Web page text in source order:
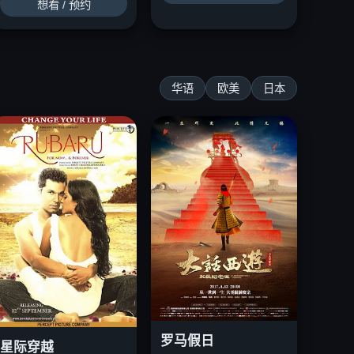
想看 / 预约
华语 欧美 日本
星际穿越 罗马假日